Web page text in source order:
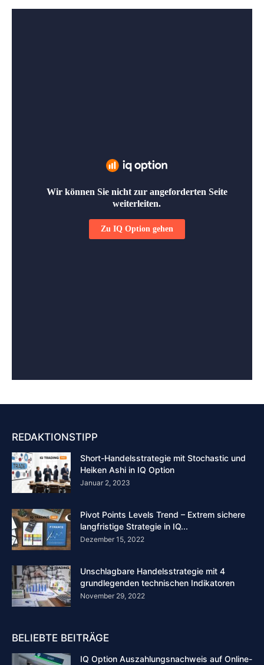
REDAKTIONSTIPP
Short-Handelsstrategie mit Stochastic und
Heiken Ashi in IQ Option
Januar 2, 2023
Pivot Points Levels Trend – Extrem sichere
langfristige Strategie in IQ...
Dezember 15, 2022
Unschlagbare Handelsstrategie mit 4
grundlegenden technischen Indikatoren
November 29, 2022
BELIEBTE BEITRÄGE
IQ Option Auszahlungsnachweis auf Online-